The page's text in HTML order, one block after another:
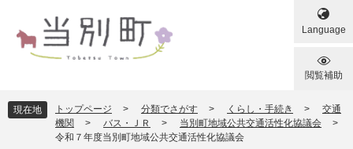
でば
Language
閲覧補助
現在地 トップページ > 分類でさがす > くらし・手続き >
交通
機関
> バス・ＪＲ > 当別町地域公共交通活性化協議会
>
令和７年度当別町地域公共交通活性化協議会